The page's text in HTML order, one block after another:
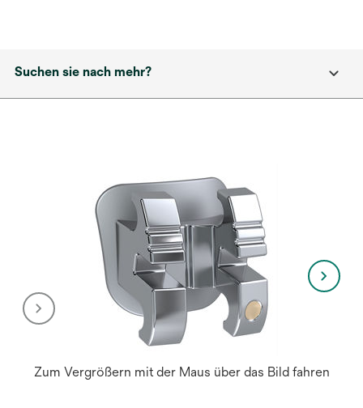
Suchen sie nach mehr?
Zum Vergrößern mit der Maus über das Bild fahren